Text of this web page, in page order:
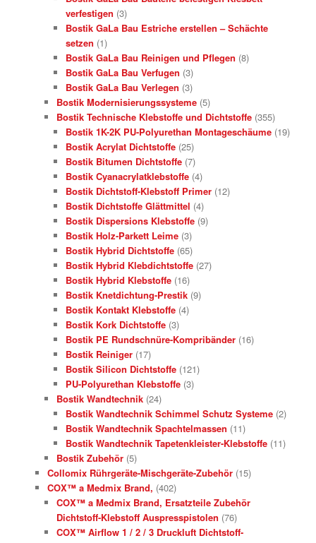
verfestigen (3)
Bostik GaLa Bau Estriche erstellen – Schächte
setzen (1)
Bostik GaLa Bau Reinigen und Pflegen (8)
Bostik GaLa Bau Verfugen (3)
Bostik GaLa Bau Verlegen (3)
Bostik Modernisierungssysteme (5)
Bostik Technische Klebstoffe und Dichtstoffe (355)
Bostik 1K-2K PU-Polyurethan Montageschäume (19)
Bostik Acrylat Dichtstoffe (25)
Bostik Bitumen Dichtstoffe (7)
Bostik Cyanacrylatklebstoffe (4)
Bostik Dichtstoff-Klebstoff Primer (12)
Bostik Dichtstoffe Glättmittel (4)
Bostik Dispersions Klebstoffe (9)
Bostik Holz-Parkett Leime (3)
Bostik Hybrid Dichtstoffe (65)
Bostik Hybrid Klebdichtstoffe (27)
Bostik Hybrid Klebstoffe (16)
Bostik Knetdichtung-Prestik (9)
Bostik Kontakt Klebstoffe (4)
Bostik Kork Dichtstoffe (3)
Bostik PE Rundschnüre-Kompribänder (16)
Bostik Reiniger (17)
Bostik Silicon Dichtstoffe (121)
PU-Polyurethan Klebstoffe (3)
Bostik Wandtechnik (24)
Bostik Wandtechnik Schimmel Schutz Systeme (2)
Bostik Wandtechnik Spachtelmassen (11)
Bostik Wandtechnik Tapetenkleister-Klebstoffe (11)
Bostik Zubehör (5)
Collomix Rührgeräte-Mischgeräte-Zubehör (15)
COX™ a Medmix Brand, (402)
COX™ a Medmix Brand, Ersatzteile Zubehör
Dichtstoff-Klebstoff Auspresspistolen (76)
COX™ Airflow 1 / 2 / 3 Druckluft Dichtstoff-